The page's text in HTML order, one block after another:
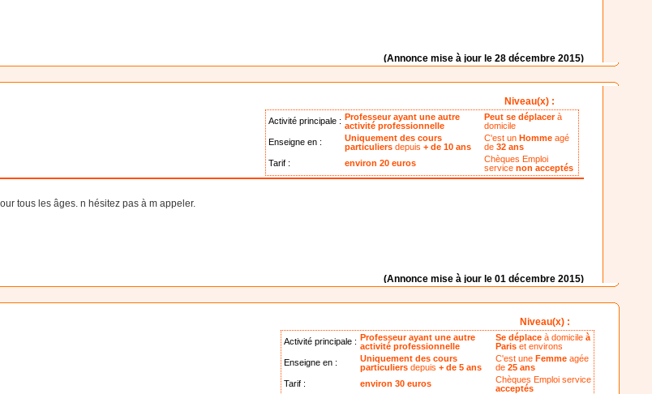
(Annonce mise à jour le 28 décembre 2015)
Niveau(x) :
Activité principale : Professeur ayant une autre
activité professionnelle
Peut se déplacerà
domicile
Enseigne en :
Uniquement des cours
particuliers depuis+ de 10 ans
C'est unHomme agé
de32 ans
Tarif :
environ 20 euros
Chèques Emploi
servicenon acceptés
tous les âges. n hésitez pas à m appeler.
(Annonce mise à jour le 01 décembre 2015)
Niveau(x) :
Activité principale : Professeur ayant une autre
activité professionnelle
Se déplaceà domicileà
Paris et environs
Enseigne en :
Uniquement des cours
particuliers depuis+ de 5 ans
C'est uneFemme agée
de25 ans
Tarif :
environ 30 euros
Chèques Emploi service
acceptés